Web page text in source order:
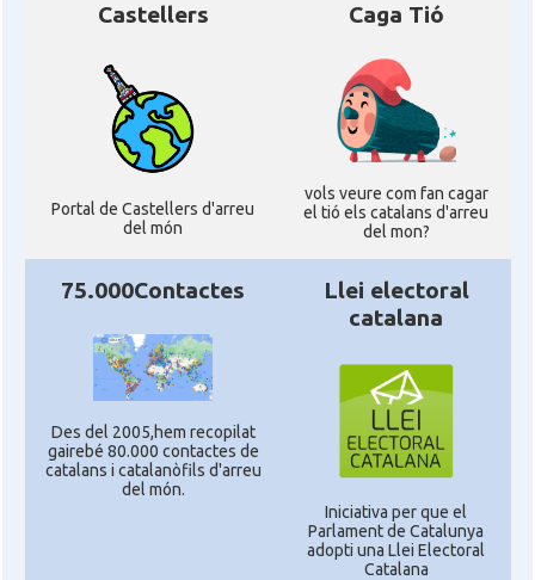
Castellers
Portal de Castellers d'arreu
del món
Caga Tió
vols veure com fan cagar
el tió els catalans d'arreu
del mon?
75.000Contactes
Des del 2005,hem recopilat
gairebé 80.000 contactes de
catalans i catalanòfils d'arreu
del món.
Llei electoral
catalana
Iniciativa per que el
Parlament de Catalunya
adopti una Llei Electoral
Catalana